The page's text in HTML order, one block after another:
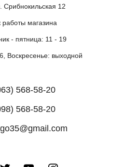
Срибнокильская 12
работы магазина
- пятница: 11 - 19
Воскресенье: выходной
568-58-20
568-58-20